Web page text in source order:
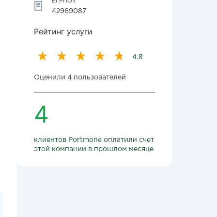
42969087
Рейтинг услуги
4.8
Оценили 4 пользователей
4
клиентов Portmone оплатили счет
этой компании в прошлом месяце